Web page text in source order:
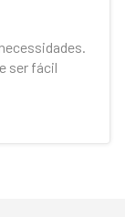
ser fácil